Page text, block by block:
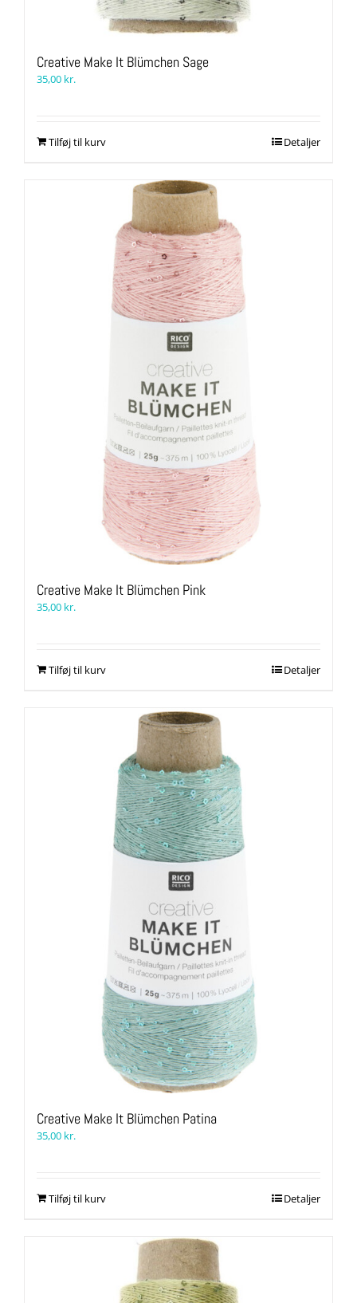
Creative Make It Blümchen Sage
35,00 kr.
Tilføj til kurv Detaljer
Creative Make It Blümchen Pink
35,00 kr.
Tilføj til kurv Detaljer
Creative Make It Blümchen Patina
35,00 kr.
Tilføj til kurv Detaljer